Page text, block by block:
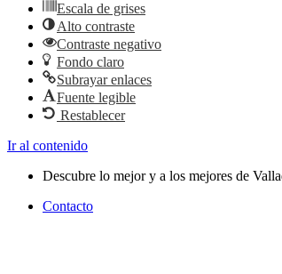
Escala de grises
Alto contraste
Contraste negativo
Fondo claro
Subrayar enlaces
Fuente legible
Restablecer
Ir al contenido
Descubre lo mejor y a los mejores de
Contacto